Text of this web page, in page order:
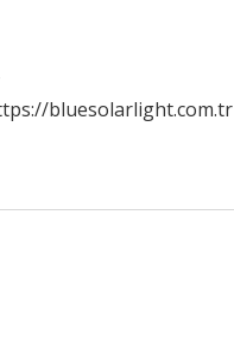
bluesolarlight.com.tr